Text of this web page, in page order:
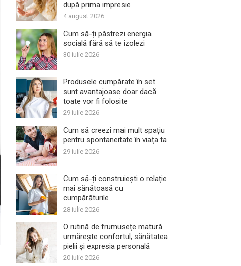
după prima impresie
4 august 2026
Cum să-ți păstrezi energia
socială fără să te izolezi
30 iulie 2026
Produsele cumpărate în set
sunt avantajoase doar dacă
toate vor fi folosite
29 iulie 2026
Cum să creezi mai mult spațiu
pentru spontaneitate în viața ta
29 iulie 2026
Cum să-ți construiești o relație
mai sănătoasă cu
cumpărăturile
28 iulie 2026
O rutină de frumusețe matură
urmărește confortul, sănătatea
pielii și expresia personală
20 iulie 2026